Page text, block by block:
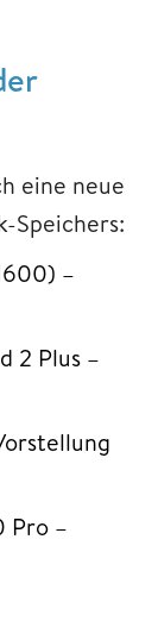
eine neue
Speichers:
–
2 Plus –
Pro –